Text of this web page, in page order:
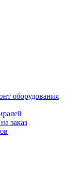
оборудования
заказ